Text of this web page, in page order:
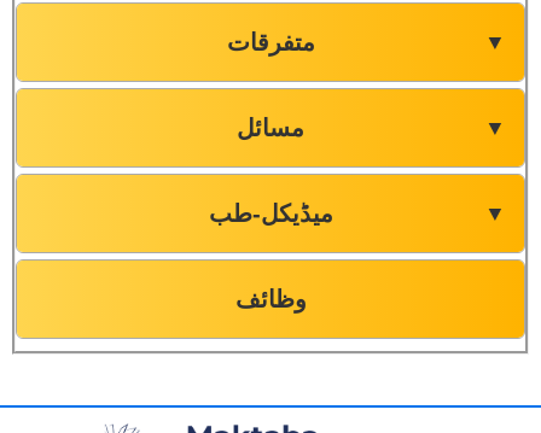
متفرقات ▼
مسائل ▼
میڈیکل-طب ▼
وظائف